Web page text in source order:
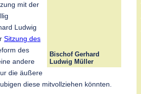
Bischof Gerhard
Ludwig Müller
mit der
Ludwig
Sitzung des
des
andere
die äußere
diese mitvollziehen könnten.